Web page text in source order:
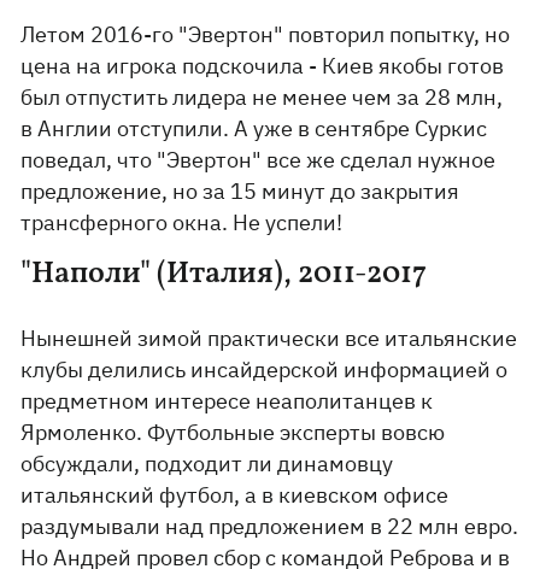
Летом 2016-го "Эвертон" повторил попытку, но
цена на игрока подскочила - Киев якобы готов
был отпустить лидера не менее чем за 28 млн,
в Англии отступили. А уже в сентябре Суркис
поведал, что "Эвертон" все же сделал нужное
предложение, но за 15 минут до закрытия
трансферного окна. Не успели!
"Наполи" (Италия), 2011-2017
Нынешней зимой практически все итальянские
клубы делились инсайдерской информацией о
предметном интересе неаполитанцев к
Ярмоленко. Футбольные эксперты вовсю
обсуждали, подходит ли динамовцу
итальянский футбол, а в киевском офисе
раздумывали над предложением в 22 млн евро.
Но Андрей провел сбор с командой Реброва и в